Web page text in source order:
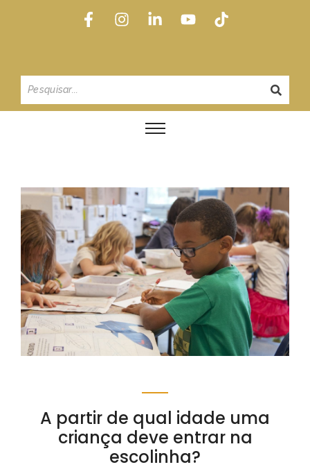
A partir de qual idade uma
criança deve entrar na
escolinha?